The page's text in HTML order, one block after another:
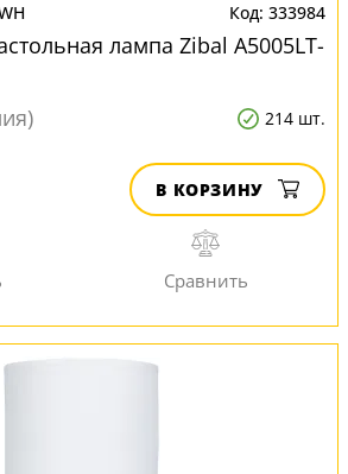
333984
лампа Zibal A5005LT-
214 шт.
В КОРЗИНУ